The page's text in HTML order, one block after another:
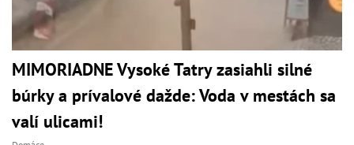
MIMORIADNE Vysoké Tatry zasiahli silné
búrky a prívalové dažde: Voda v mestách sa
valí ulicami!